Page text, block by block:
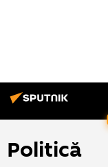
Politică